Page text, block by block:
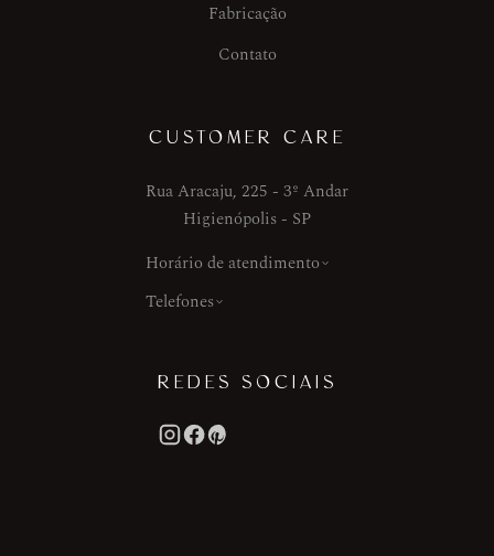
Fabricação
Contato
CUSTOMER CARE
Rua Aracaju, 225 - 3º Andar
Higienópolis - SP
Horário de atendimento
Telefones
REDES SOCIAIS